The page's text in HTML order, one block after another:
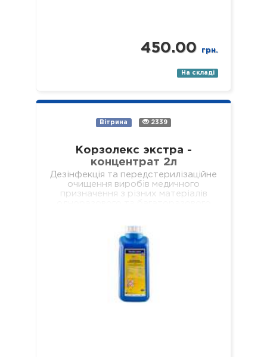
450.00 грн.
На складі
Вітрина 2339
Корзолекс экстра -
концентрат 2л
Дезінфекція та передстерилізаційне
очищення виробів медичного
призначення з різних матеріалів
стоматологічні (в т.ч. ендодонтичні
та обертові з…